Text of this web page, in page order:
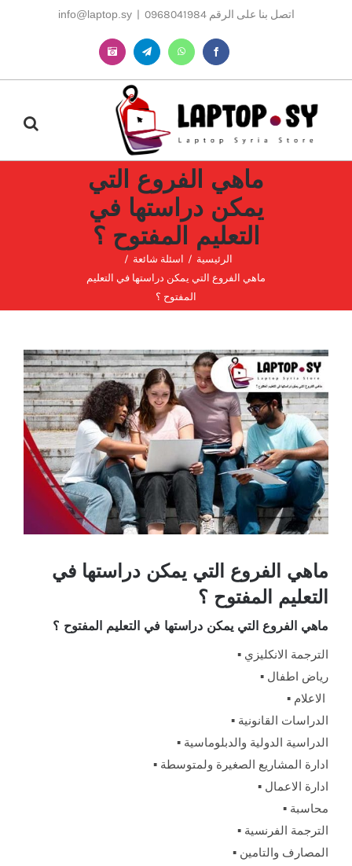
اتصل بنا على الرقم 0968041984 |
info@laptop.sy
Facebook
WhatsApp
Telegram
Instagram
ماهي الفروع التي
يمكن دراستها في
التعليم المفتوح ؟
الرئيسية
اسئلة شائعة
ماهي الفروع التي يمكن دراستها في التعليم
المفتوح ؟
مشاهدة
صورة
أكبر
ماهي الفروع التي يمكن دراستها في
التعليم المفتوح ؟
ماهي الفروع التي يمكن دراستها في التعليم المفتوح ؟
الترجمة الانكليزي ▪️
رياض اطفال ▪️
الاعلام ▪️
الدراسات القانونية ▪️
الدراسية الدولية والدبلوماسية ▪️
ادارة المشاريع الصغيرة ولمتوسطة ▪️
ادارة الاعمال ▪️
محاسبة ▪️
الترجمة الفرنسية ▪️
المصارف والتامين ▪️